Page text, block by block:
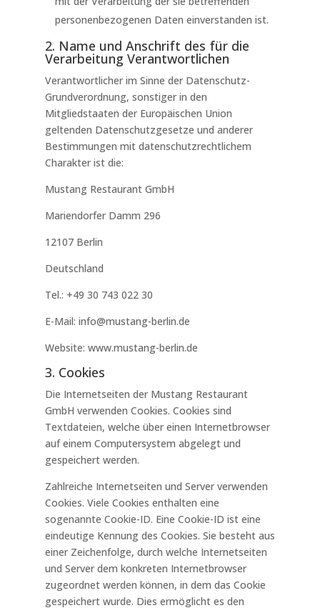
personenbezogenen Daten einverstanden ist.
2. Name und Anschrift des für die
Verarbeitung Verantwortlichen
Verantwortlicher im Sinne der Datenschutz-
Grundverordnung, sonstiger in den
Mitgliedstaaten der Europäischen Union
geltenden Datenschutzgesetze und anderer
Bestimmungen mit datenschutzrechtlichem
Charakter ist die:
Mustang Restaurant GmbH
Mariendorfer Damm 296
12107 Berlin
Deutschland
Tel.: +49 30 743 022 30
E-Mail: info@mustang-berlin.de
Website: www.mustang-berlin.de
3. Cookies
Die Internetseiten der Mustang Restaurant
GmbH verwenden Cookies. Cookies sind
Textdateien, welche über einen Internetbrowser
auf einem Computersystem abgelegt und
gespeichert werden.
Zahlreiche Internetseiten und Server verwenden
Cookies. Viele Cookies enthalten eine
sogenannte Cookie-ID. Eine Cookie-ID ist eine
eindeutige Kennung des Cookies. Sie besteht aus
einer Zeichenfolge, durch welche Internetseiten
und Server dem konkreten Internetbrowser
zugeordnet werden können, in dem das Cookie
gespeichert wurde. Dies ermöglicht es den